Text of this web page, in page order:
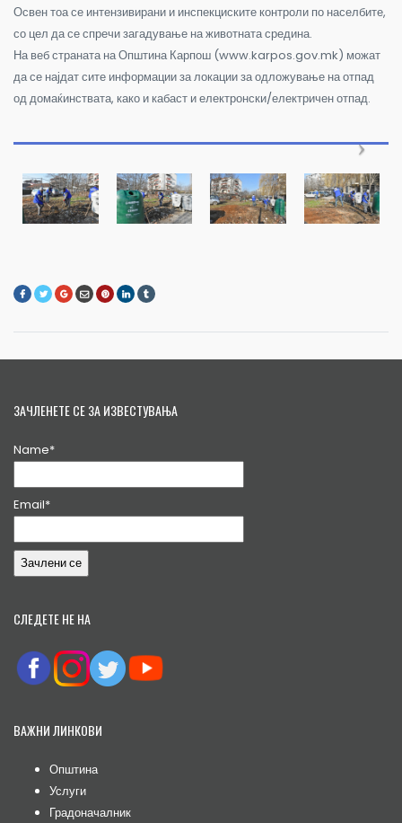
Освен тоа се интензивирани и инспекциските контроли по населбите,
со цел да се спречи загадување на животната средина.
На веб страната на Општина Карпош (www.karpos.gov.mk) можат
да се најдат сите информации за локации за одложување на отпад
од домаќинствата, како и кабаст и електронски/електричен отпад.
ЗАЧЛЕНЕТЕ СЕ ЗА ИЗВЕСТУВАЊА
Name*
Email*
СЛЕДЕТЕ НЕ НА
ВАЖНИ ЛИНКОВИ
Општина
Услуги
Градоначалник